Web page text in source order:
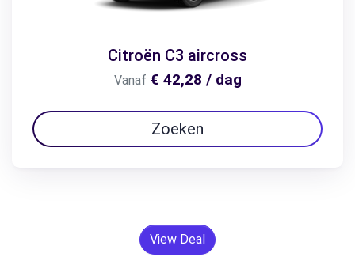
Citroën C3 aircross
Vanaf € 42,28 / dag
Zoeken
View Deal